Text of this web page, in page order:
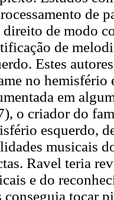
de
de modo
de
Estes
no hemisfério
em
o criador do
esquerdo,
musicais
Ravel teria
e do
conseguia tocar